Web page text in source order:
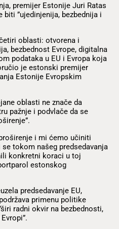
premijer Estonije Juri Ratas
biti ”ujedinjenija, bezbednija i
oblasti: otvorena i
bezbednost Evrope, digitalna
podataka u EU i Evropa koja
je estonski premijer
Estonije Evropskim
oblasti ne znače da
pažnje i podvlače da se
i mi ćemo učiniti
tokom našeg predsedavanja
konkretni koraci u toj
estonskog
predsedavanje EU,
primenu politike
radni okvir na bezbednosti,